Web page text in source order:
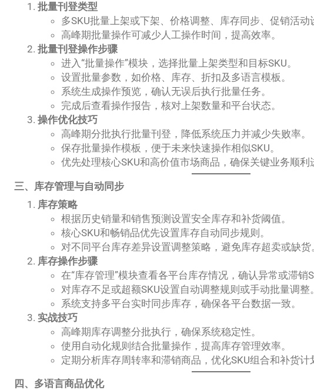
批量刊登类型
多SKU批量上架或下架、价格调整、库存同步、促销活动
高峰期批量操作可减少人工操作时间，提高效率。
批量刊登操作步骤
进入“批量操作”模块，选择批量上架类型和目标SKU。
设置批量参数，如价格、库存、折扣及多语言模板。
系统生成操作预览，确认无误后执行批量任务。
完成后查看操作报告，核对上架数量和平台状态。
操作优化技巧
高峰期分批执行批量刊登，降低系统压力并减少失败率。
保存批量操作模板，便于未来快速操作相似SKU。
优先处理核心SKU和高价值市场商品，确保关键业务顺利
三、库存管理与自动同步
库存策略
根据历史销量和销售预测设置安全库存和补货阈值。
核心SKU和畅销品优先设置库存自动同步规则。
对不同平台库存差异设置调整策略，避免库存超卖或缺货
库存操作步骤
在“库存管理”模块查看各平台库存情况，确认异常或滞销
对库存不足或超额SKU设置自动调整规则或手动批量调整。
系统支持多平台实时同步库存，确保各平台数据一致。
实战技巧
高峰期库存调整分批执行，确保系统稳定性。
使用自动化规则结合批量操作，提高库存管理效率。
定期分析库存周转率和滞销商品，优化SKU组合和补货计
四、多语言商品优化